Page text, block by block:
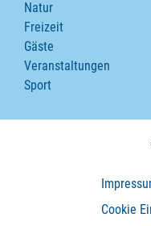
Natur
Freizeit
Gäste
Veranstaltungen
Sport
Cookie